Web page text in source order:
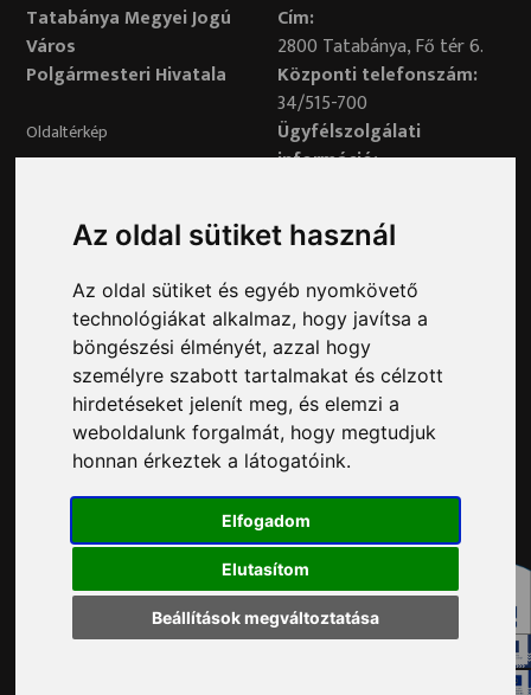
Az oldal sütiket használ
Az oldal sütiket és egyéb nyomkövető
technológiákat alkalmaz, hogy javítsa a
böngészési élményét, azzal hogy
személyre szabott tartalmakat és célzott
hirdetéseket jelenít meg, és elemzi a
weboldalunk forgalmát, hogy megtudjuk
honnan érkeztek a látogatóink.
Elfogadom
Elutasítom
Beállítások megváltoztatása
Tatabánya Megyei Jogú
Város
Polgármesteri Hivatala
Oldaltérkép
Adatvédelem
Cím:
2800 Tatabánya, Fő tér 6.
Központi telefonszám:
34/515-700
Ügyfélszolgálati
információ:
Véleményvonal:
34/515-799
Adatvédelmi tisztviselő elérhetősége:
adatvedelem@ph.tatabanya.hu
Minden jog fenntartva © 2026 Tatabánya